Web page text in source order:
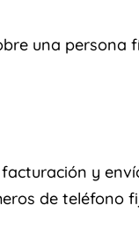
una persona
y
de teléfono